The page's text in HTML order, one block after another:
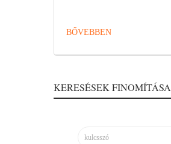
BŐVEBBEN
KERESÉSEK FINOMÍTÁSA